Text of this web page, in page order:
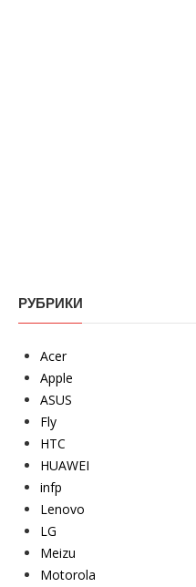
РУБРИКИ
Acer
Apple
ASUS
Fly
HTC
HUAWEI
infp
Lenovo
LG
Meizu
Motorola